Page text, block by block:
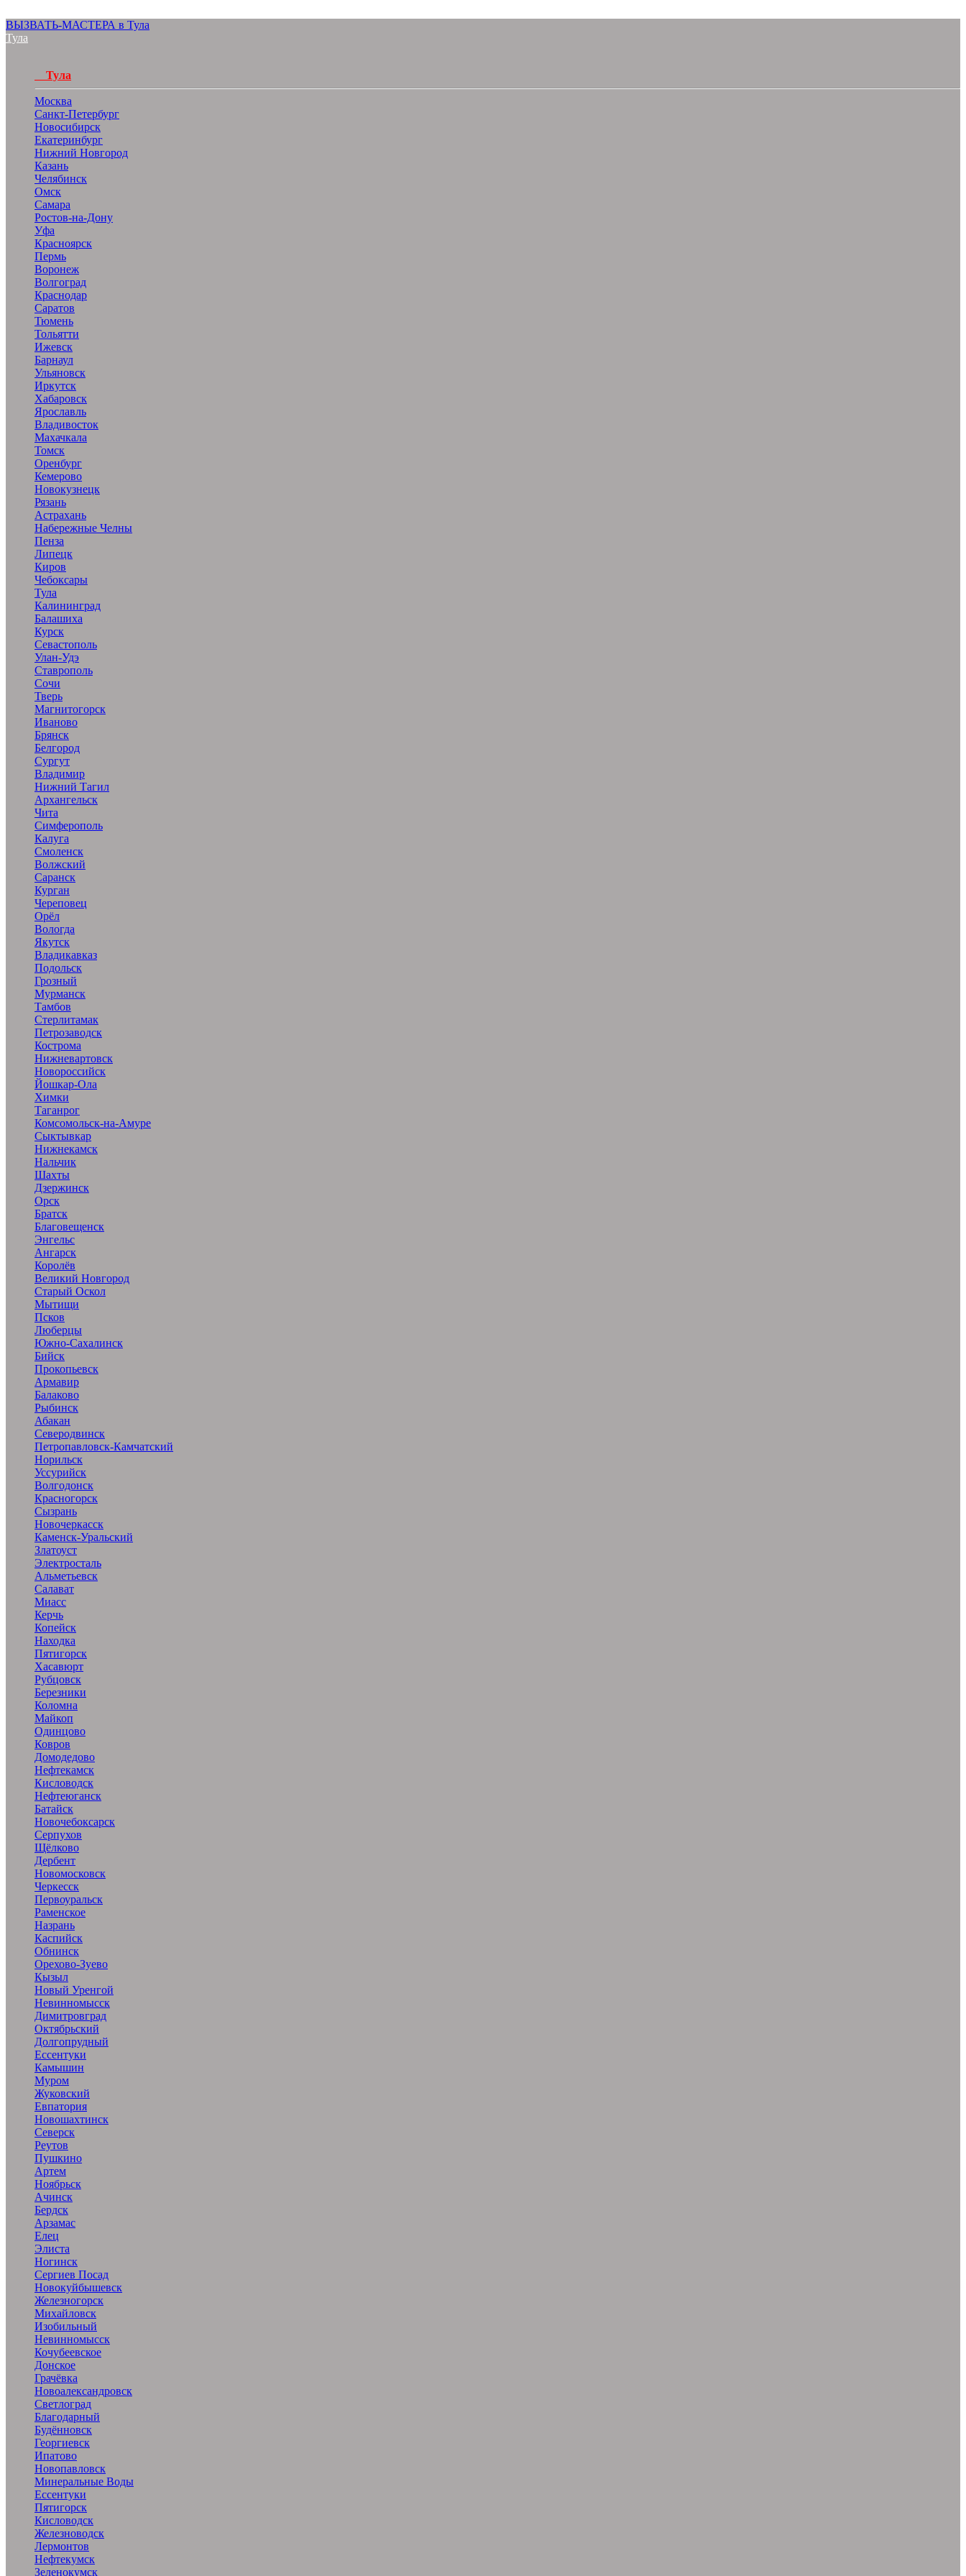
ВЫЗВАТЬ-МАСТЕРА в Тула
Тула
Тула
Москва
Санкт-Петербург
Новосибирск
Екатеринбург
Нижний Новгород
Казань
Челябинск
Омск
Самара
Ростов-на-Дону
Уфа
Красноярск
Пермь
Воронеж
Волгоград
Краснодар
Саратов
Тюмень
Тольятти
Ижевск
Барнаул
Ульяновск
Иркутск
Хабаровск
Ярославль
Владивосток
Махачкала
Томск
Оренбург
Кемерово
Новокузнецк
Рязань
Астрахань
Набережные Челны
Пенза
Липецк
Киров
Чебоксары
Тула
Калининград
Балашиха
Курск
Севастополь
Улан-Удэ
Ставрополь
Сочи
Тверь
Магнитогорск
Иваново
Брянск
Белгород
Сургут
Владимир
Нижний Тагил
Архангельск
Чита
Симферополь
Калуга
Смоленск
Волжский
Саранск
Курган
Череповец
Орёл
Вологда
Якутск
Владикавказ
Подольск
Грозный
Мурманск
Тамбов
Стерлитамак
Петрозаводск
Кострома
Нижневартовск
Новороссийск
Йошкар-Ола
Химки
Таганрог
Комсомольск-на-Амуре
Сыктывкар
Нижнекамск
Нальчик
Шахты
Дзержинск
Орск
Братск
Благовещенск
Энгельс
Ангарск
Королёв
Великий Новгород
Старый Оскол
Мытищи
Псков
Люберцы
Южно-Сахалинск
Бийск
Прокопьевск
Армавир
Балаково
Рыбинск
Абакан
Северодвинск
Петропавловск-Камчатский
Норильск
Уссурийск
Волгодонск
Красногорск
Сызрань
Новочеркасск
Каменск-Уральский
Златоуст
Электросталь
Альметьевск
Салават
Миасс
Керчь
Копейск
Находка
Пятигорск
Хасавюрт
Рубцовск
Березники
Коломна
Майкоп
Одинцово
Ковров
Домодедово
Нефтекамск
Кисловодск
Нефтеюганск
Батайск
Новочебоксарск
Серпухов
Щёлково
Дербент
Новомосковск
Черкесск
Первоуральск
Раменское
Назрань
Каспийск
Обнинск
Орехово-Зуево
Кызыл
Новый Уренгой
Невинномысск
Димитровград
Октябрьский
Долгопрудный
Ессентуки
Камышин
Муром
Жуковский
Евпатория
Новошахтинск
Северск
Реутов
Пушкино
Артем
Ноябрьск
Ачинск
Бердск
Арзамас
Елец
Элиста
Ногинск
Сергиев Посад
Новокуйбышевск
Железногорск
Михайловск
Изобильный
Невинномысск
Кочубеевское
Донское
Грачёвка
Новоалександровск
Светлоград
Благодарный
Будённовск
Георгиевск
Ипатово
Новопавловск
Минеральные Воды
Ессентуки
Пятигорск
Кисловодск
Железноводск
Лермонтов
Нефтекумск
Зеленокумск